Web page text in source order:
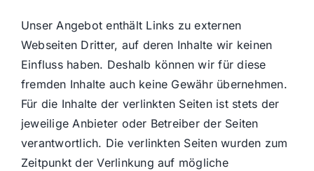
Unser Angebot enthält Links zu externen
Webseiten Dritter, auf deren Inhalte wir keinen
Einfluss haben. Deshalb können wir für diese
fremden Inhalte auch keine Gewähr übernehmen.
Für die Inhalte der verlinkten Seiten ist stets der
jeweilige Anbieter oder Betreiber der Seiten
verantwortlich. Die verlinkten Seiten wurden zum
Zeitpunkt der Verlinkung auf mögliche